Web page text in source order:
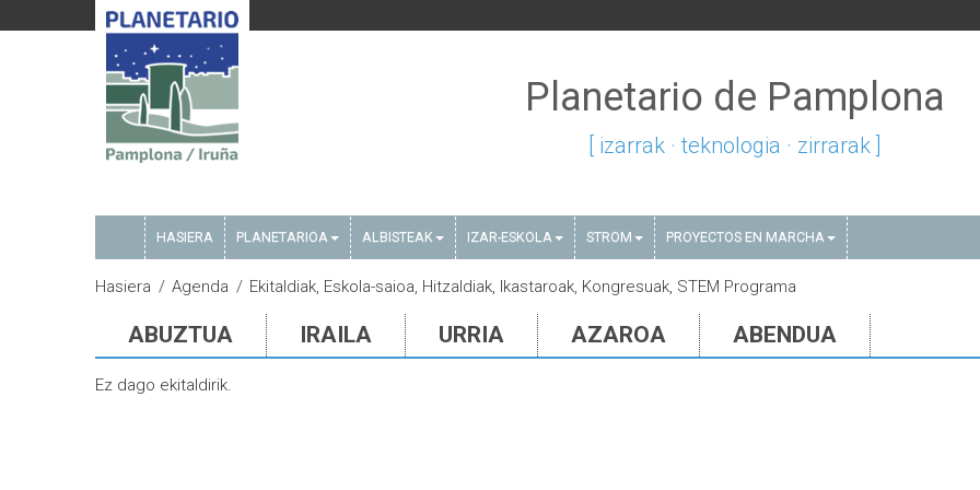
Planetario de Pamplona
[ izarrak · teknologia · zirrarak ]
HASIERA PLANETARIOA ALBISTEAK IZAR-ESKOLA STROM PROYECTOS EN MARCHA
Hasiera Agenda Ekitaldiak, Eskola-saioa, Hitzaldiak, Ikastaroak, Kongresuak, STEM Programa
ABUZTUA IRAILA URRIA AZAROA ABENDUA
Ez dago ekitaldirik.